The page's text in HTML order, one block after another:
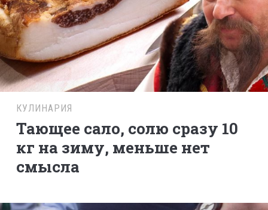
КУЛИНАРИЯ
Тающее сало, солю сразу 10
кг на зиму, меньше нет
смысла